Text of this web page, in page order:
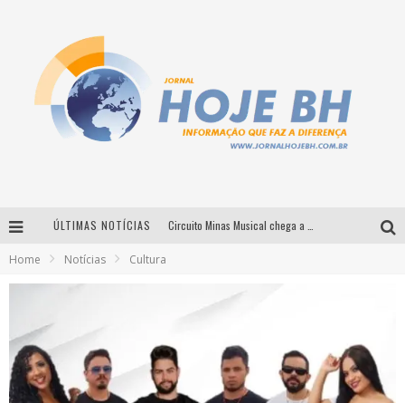
ÚLTIMAS NOTÍCIAS
Home Notícias Cultura